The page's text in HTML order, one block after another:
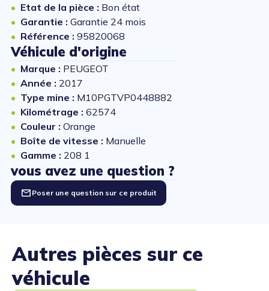
Etat de la pièce : Bon état
Garantie : Garantie 24 mois
Référence : 95820068
Véhicule d'origine
Marque : PEUGEOT
Année : 2017
Type mine : M10PGTVP0448882
Kilométrage : 62574
Couleur : Orange
Boîte de vitesse : Manuelle
Gamme : 208 1
vous avez une question ?
Poser une question sur ce produit
Autres pièces sur ce
véhicule